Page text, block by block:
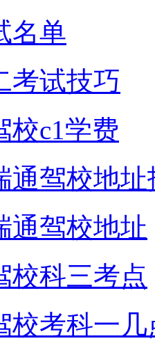
名单
考试技巧
校c1学费
通驾校地
通驾校地址
校科三考点
校考科一几